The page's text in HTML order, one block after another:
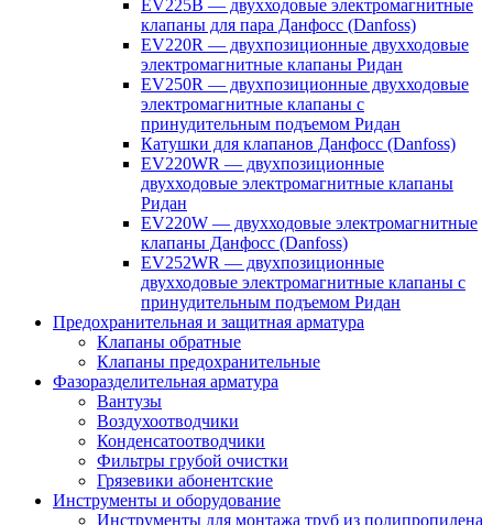
EV225B — двухходовые электромагнитные
клапаны для пара Данфосс (Danfoss)
EV220R — двухпозиционные двухходовые
электромагнитные клапаны Ридан
EV250R — двухпозиционные двухходовые
электромагнитные клапаны с
принудительным подъемом Ридан
Катушки для клапанов Данфосс (Danfoss)
EV220WR — двухпозиционные
двухходовые электромагнитные клапаны
Ридан
EV220W — двухходовые электромагнитные
клапаны Данфосс (Danfoss)
EV252WR — двухпозиционные
двухходовые электромагнитные клапаны с
принудительным подъемом Ридан
Предохранительная и защитная арматура
Клапаны обратные
Клапаны предохранительные
Фазоразделительная арматура
Вантузы
Воздухоотводчики
Конденсатоотводчики
Фильтры грубой очистки
Грязевики абонентские
Инструменты и оборудование
Инструменты для монтажа труб из полипропилена